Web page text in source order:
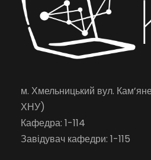
м. Хмельницький вул.
ХНУ)
Кафедра: 1-114
Завідувач кафедри: 1-115